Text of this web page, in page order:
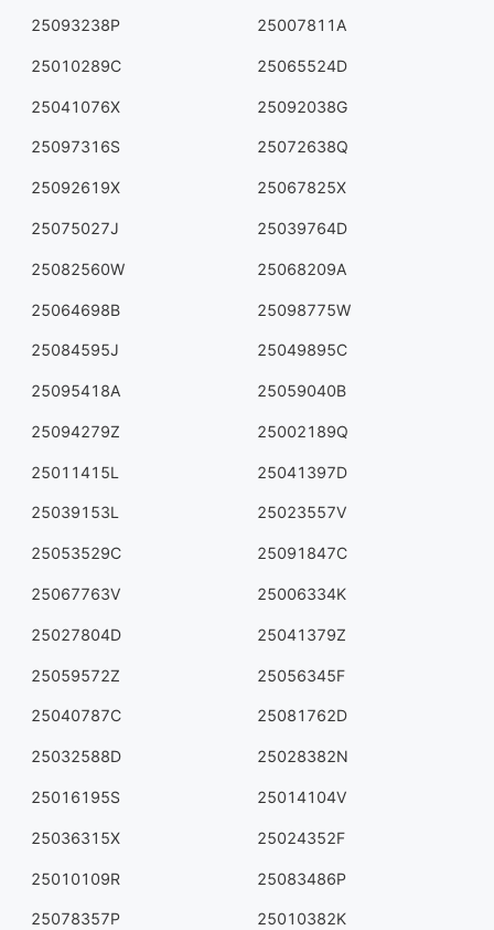
25093238P 25007811A
25010289C 25065524D
25041076X 25092038G
25097316S 25072638Q
25092619X 25067825X
25075027J 25039764D
25082560W 25068209A
25064698B 25098775W
25084595J 25049895C
25095418A 25059040B
25094279Z 25002189Q
25011415L 25041397D
25039153L 25023557V
25053529C 25091847C
25067763V 25006334K
25027804D 25041379Z
25059572Z 25056345F
25040787C 25081762D
25032588D 25028382N
25016195S 25014104V
25036315X 25024352F
25010109R 25083486P
25078357P 25010382K